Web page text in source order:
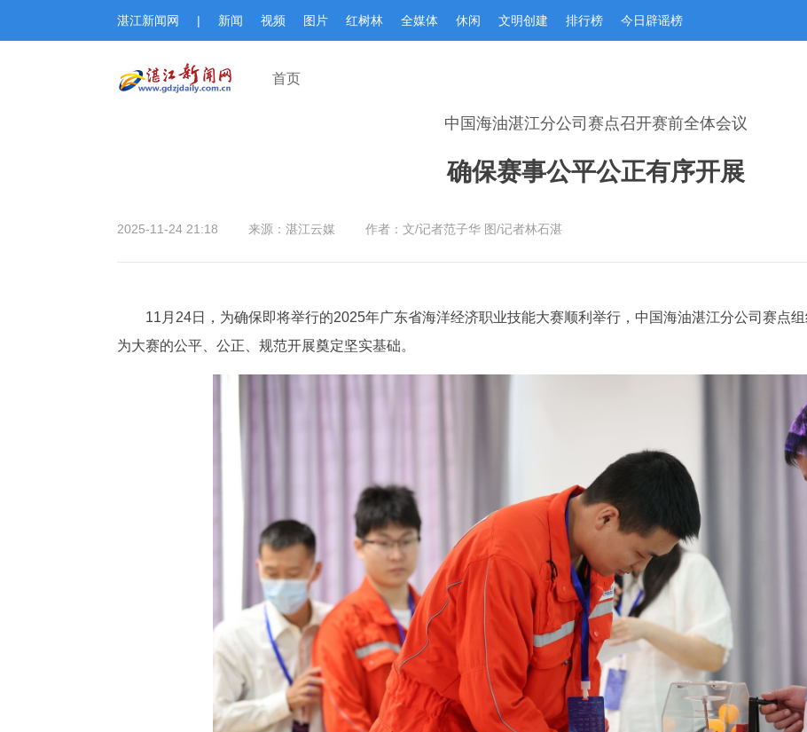
湛江新闻网 | 新闻 视频 图片 红树林 全媒体 休闲 文明创建 排行榜 今日辟谣榜
首页
中国海油湛江分公司赛点召开赛前全体会议
确保赛事公平公正有序开展
2025-11-24 21:18 来源：湛江云媒 作者：文/记者范子华 图/记者林石湛
11月24日，为确保即将举行的2025年广东省海洋经济职业技能大赛顺利举行，中国海油湛江分公司赛点
为大赛的公平、公正、规范开展奠定坚实基础。